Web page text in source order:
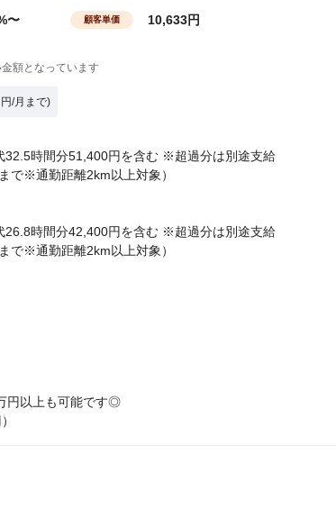
〜 顧客単価 10,633円
額となっています
/月まで)
時間分51,400円を含む ※超過分は別途支給
で※通勤距離2km以上対象）
時間分42,400円を含む ※超過分は別途支給
で※通勤距離2km以上対象）
円以上も可能です◎